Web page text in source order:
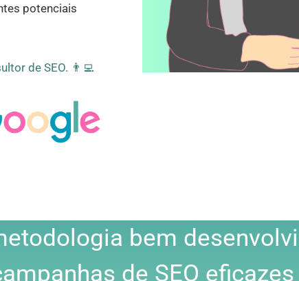
potenciais
de SEO. 👨‍💻
bem
de SEO eficazes